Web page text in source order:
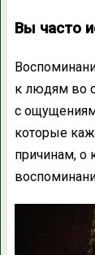
Вы часто
к людям во
с
которые
причинам, о